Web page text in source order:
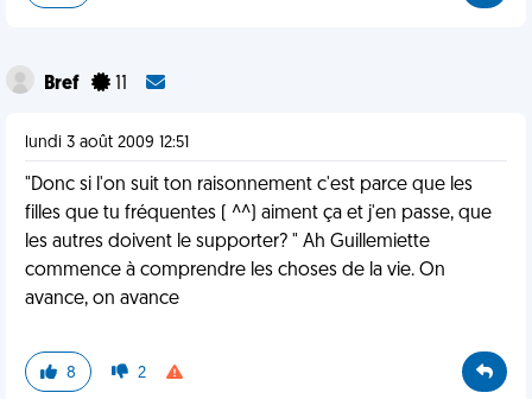
Bref
lundi 3 août 2009 12:51
"Donc si l'on suit ton raisonnement c'est parce que les
filles que tu fréquentes ( ^^) aiment ça et j'en passe, que
les autres doivent le supporter? " Ah Guillemiette
commence à comprendre les choses de la vie. On
avance, on avance
8 2